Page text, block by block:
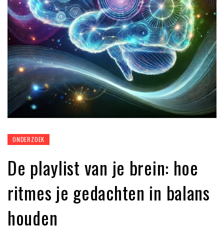
ONDERZOEK
De playlist van je brein: hoe
ritmes je gedachten in balans
houden